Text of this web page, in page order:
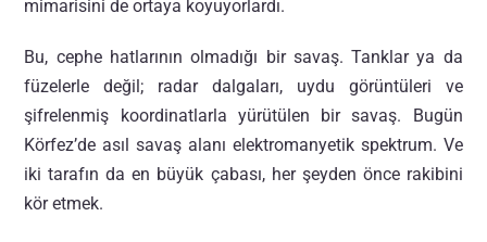
mimarisini de ortaya koyuyorlardı.
Bu, cephe hatlarının olmadığı bir savaş. Tanklar ya da
füzelerle değil; radar dalgaları, uydu görüntüleri ve
şifrelenmiş koordinatlarla yürütülen bir savaş. Bugün
Körfez’de asıl savaş alanı elektromanyetik spektrum. Ve
iki tarafın da en büyük çabası, her şeyden önce rakibini
kör etmek.